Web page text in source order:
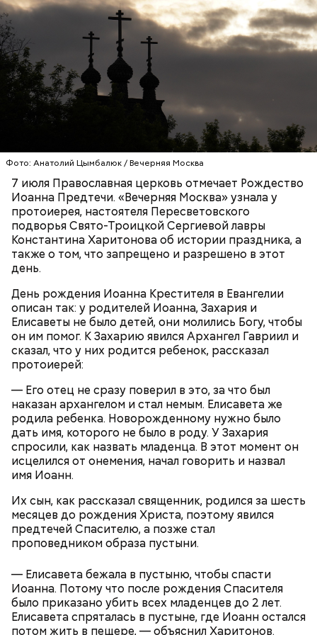
Фото: Анатолий Цымбалюк / Вечерняя Москва
7 июля Православная церковь отмечает Рождество
Иоанна Предтечи. «Вечерняя Москва» узнала у
протоиерея, настоятеля Пересветовского
подворья Свято-Троицкой Сергиевой лавры
Константина Харитонова об истории праздника, а
также о том, что запрещено и разрешено в этот
день.
День рождения Иоанна Крестителя в Евангелии
описан так: у родителей Иоанна, Захария и
Елисаветы не было детей, они молились Богу, чтобы
он им помог. К Захарию явился Архангел Гавриил и
сказал, что у них родится ребенок, рассказал
протоиерей:
— Его отец не сразу поверил в это, за что был
наказан архангелом и стал немым. Елисавета же
родила ребенка. Новорожденному нужно было
дать имя, которого не было в роду. У Захария
спросили, как назвать младенца. В этот момент он
исцелился от онемения, начал говорить и назвал
имя Иоанн.
Их сын, как рассказал священник, родился за шесть
месяцев до рождения Христа, поэтому явился
предтечей Спасителю, а позже стал
проповедником образа пустыни.
— Елисавета бежала в пустыню, чтобы спасти
Иоанна. Потому что после рождения Спасителя
было приказано убить всех младенцев до 2 лет.
Елисавета спряталась в пустыне, где Иоанн остался
потом жить в пещере, — объяснил Харитонов.
А в лесах Шатурского округа Московской области
грибники все чаще стали находить мутинус
Равенеля. Это гриб, который также известен как
Опасные виды грибов хорошо маскируются под
съедобные, поэтому неопытным людям очень
сложнораспознать ложный гриб. Как отличить
съедобные грибы от ядовитых — в материале «ВМ».
Однако если молния все же взорвется, то это
может привести к тому, что человек получит ожоги
или загорится помещение, предупредил эксперт.
— Бояться шаровых молний не надо, важно
сохранять спокойствие. Обычная молния — это
серьезно, особенно если находитесь в воде, около
высоких зданий и предметов, около деревьев, —
отметил ученый.
— Встречался с теми, кто уехал раньше, так как
раньше прибывал на место. Было большое чувство
радости от встречи с однополчанами, — говорит
он.
Макеев ежегодно встречается с коллегами по
ликвидации аварии на Чернобыльской АЭС. По его
словам, «старая дружба не ржавеет». При встречах
ликвидаторы в основном разговаривают о личном,
о том, как дела, что нового произошло за год.